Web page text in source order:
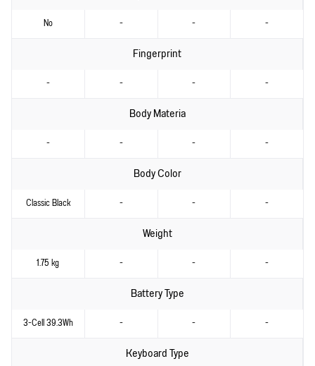
No - - -
Fingerprint
- - - -
Body Materia
- - - -
Body Color
Classic Black - - -
Weight
1.75 kg - - -
Battery Type
3-Cell 39.3Wh - - -
Keyboard Type